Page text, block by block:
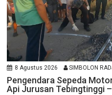
8 Agustus 2026 SIMBOLON
Pengendara Sepeda
Api Jurusan Tebingtinggi